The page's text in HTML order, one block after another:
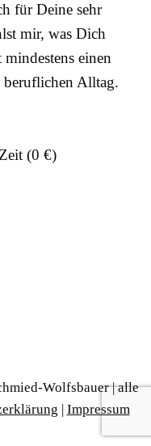
für Deine sehr
mir, was Dich
einen
Alltag.
(0 €)
Wolfsbauer | alle
| Impressum